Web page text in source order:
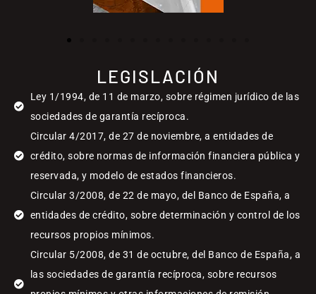
LEGISLACIÓN
Ley 1/1994, de 11 de marzo, sobre régimen jurídico de las
sociedades de garantía recíproca.
Circular 4/2017, de 27 de noviembre, a entidades de
crédito, sobre normas de información financiera pública y
reservada, y modelo de estados financieros.
Circular 3/2008, de 22 de mayo, del Banco de España, a
entidades de crédito, sobre determinación y control de los
recursos propios mínimos.
Circular 5/2008, de 31 de octubre, del Banco de España, a
las sociedades de garantía recíproca, sobre recursos